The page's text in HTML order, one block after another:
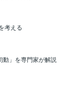
考える
動」を専門家が解説